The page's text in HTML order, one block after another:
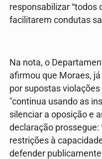
responsabilizar “todos
facilitarem condutas
Na nota, o
afirmou que Moraes,
por supostas
"continua usando as
silenciar a oposição e
declaração prossegue:
restrições à
defender